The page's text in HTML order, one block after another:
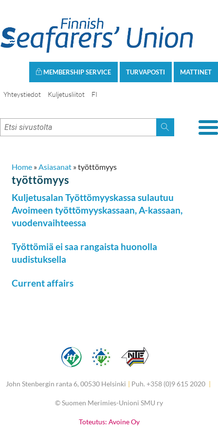
MATTINET
TURVAPOSTI
MEMBERSHIP SERVICE
Yhteystiedot Kuljetusliitot FI
Home »Asiasanat »työttömyys
työttömyys
Kuljetusalan Työttömyyskassa sulautuu
Avoimeen työttömyyskassaan, A-kassaan,
vuodenvaihteessa
Työttömiä ei saa rangaista huonolla
uudistuksella
Current affairs
John Stenbergin ranta 6, 00530 Helsinki | Puh. +358 (0)9 615 2020 |
©Suomen Merimies-Unioni SMU ry
Toteutus: Avoine Oy